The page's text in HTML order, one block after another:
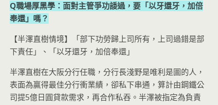
Q職場厚黑學：面對主管爭功諉過，要「以牙還牙，加倍
奉還」嗎？
【半澤直樹情境】「部下功勞歸上司所有，上司過錯是部
下責任」、「以牙還牙，加倍奉還」
半澤直樹在大阪分行任職，分行長淺野是唯利是圖的人，
表面為贏得最佳分行衝業績，卻私下串通，算計由鋼鐵公
司提5億日圓貸款需求，再合作私吞。半澤被指定為負責